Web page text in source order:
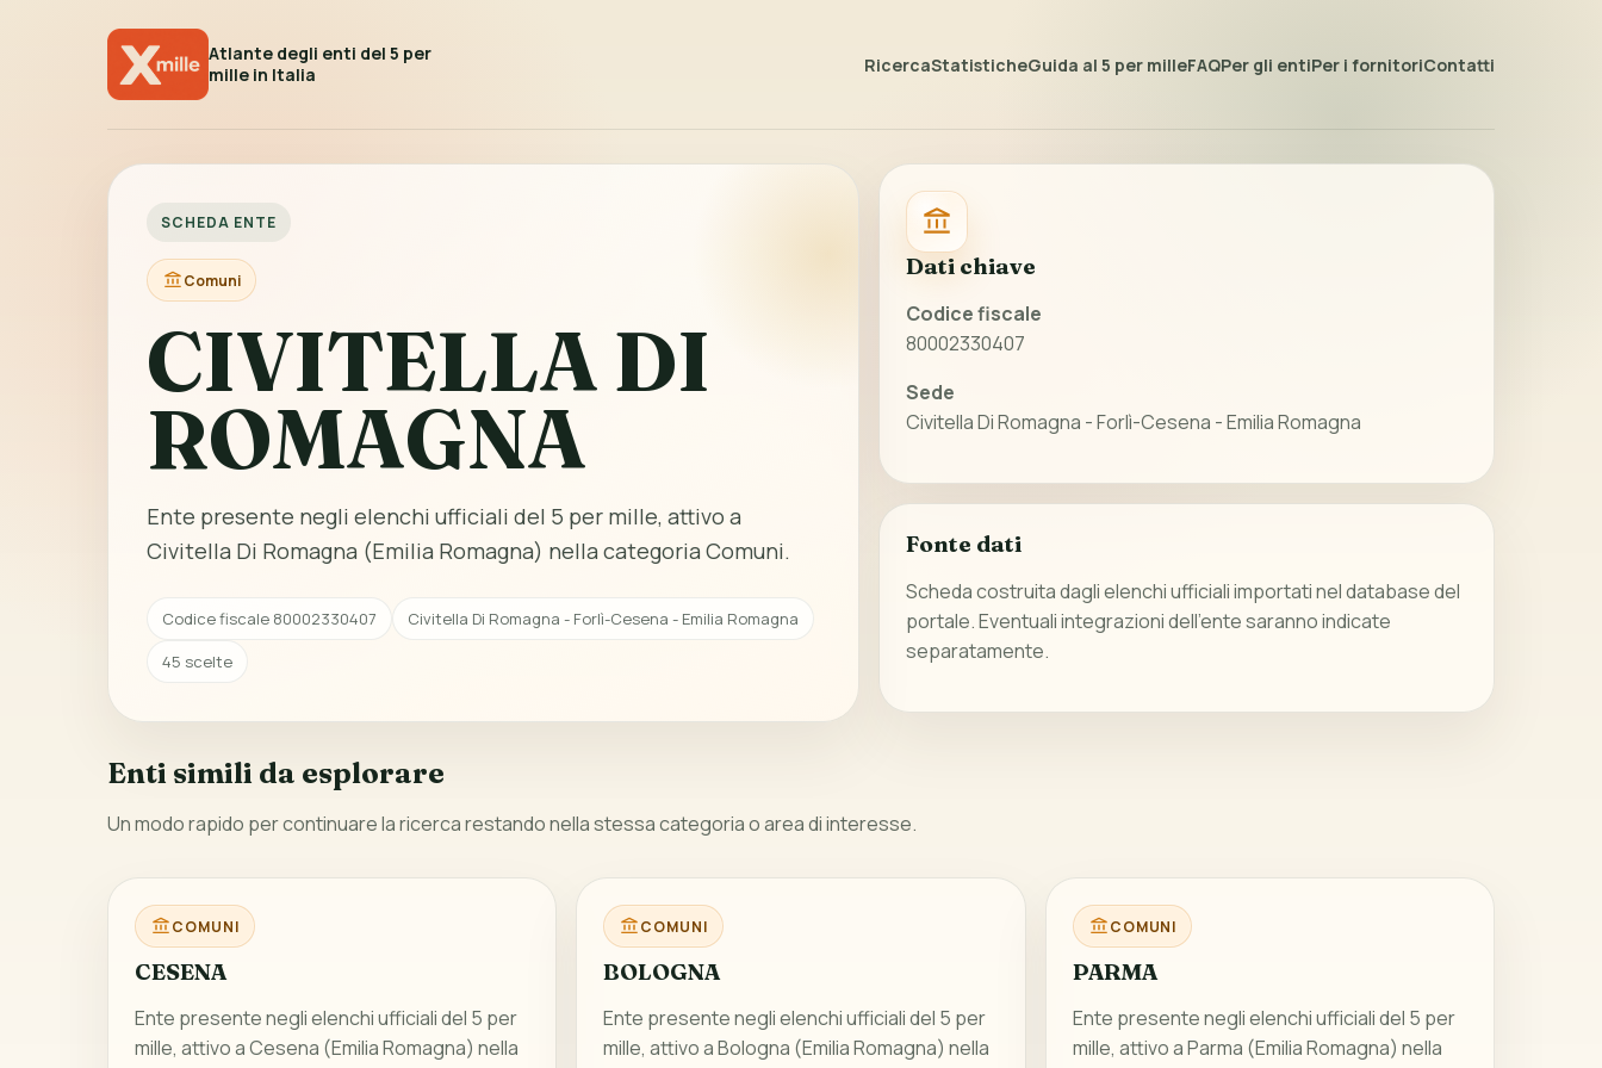
Atlante degli enti del 5 per
mille in Italia
RicercaStatisticheGuida al 5 per milleFAQPer gli entiPer i fornitoriContatti
SCHEDA ENTE
Comuni
CIVITELLA DI
ROMAGNA
Ente presente negli elenchi ufficiali del 5 per mille, attivo a
Civitella Di Romagna (Emilia Romagna) nella categoria Comuni.
Codice fiscale 80002330407
Civitella Di Romagna - Forlì-Cesena - Emilia Romagna
45 scelte
Dati chiave
Codice fiscale
80002330407
Sede
Civitella Di Romagna - Forlì-Cesena - Emilia Romagna
Fonte dati
Scheda costruita dagli elenchi ufficiali importati nel database del
portale. Eventuali integrazioni dell’ente saranno indicate
separatamente.
Enti simili da esplorare
Un modo rapido per continuare la ricerca restando nella stessa categoria o area di interesse.
COMUNI
CESENA
Ente presente negli elenchi ufficiali del 5 per
mille, attivo a Cesena (Emilia Romagna) nella
COMUNI
BOLOGNA
Ente presente negli elenchi ufficiali del 5 per
mille, attivo a Bologna (Emilia Romagna) nella
COMUNI
PARMA
Ente presente negli elenchi ufficiali del 5 per
mille, attivo a Parma (Emilia Romagna) nella